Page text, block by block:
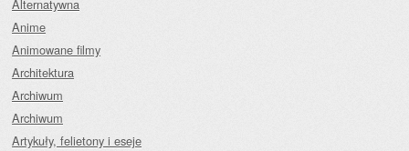
Alternatywna
Anime
Animowane filmy
Architektura
Archiwum
Archiwum
Artykuły, felietony i eseje